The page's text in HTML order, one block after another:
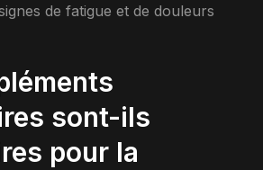
de fatigue et de douleurs
sont-ils
pour la